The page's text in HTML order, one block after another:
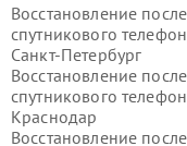
Восстановление
спутникового
Санкт-Петербург
Восстановление
спутникового
Краснодар
Восстановление